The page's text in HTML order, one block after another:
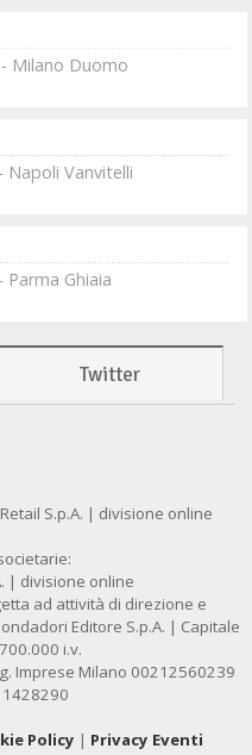
Milano Duomo
Vanvitelli
Ghiaia
Twitter
S.p.A. | divisione online
| divisione online
ad attività di direzione e
Editore S.p.A. | Capitale
i.v.
Imprese Milano 00212560239
1428290
Policy | Privacy Eventi